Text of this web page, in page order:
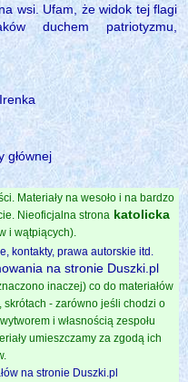
wsi. Ufam, że widok tej flagi
duchem patriotyzmu,
głównej
Materiały na wesoło i na bardzo
Nieoficjalna strona katolicka
i wątpiących).
kontakty, prawa autorskie itd.
na stronie Duszki.pl
inaczej) co do materiałów
- zarówno jeśli chodzi o
i własnością zespołu
umieszczamy za zgodą ich
na stronie Duszki.pl